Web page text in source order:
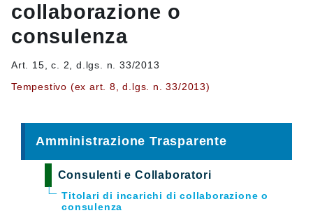
collaborazione o
consulenza
Art. 15, c. 2, d.lgs. n. 33/2013
Tempestivo (ex art. 8, d.lgs. n. 33/2013)
Amministrazione Trasparente
Consulenti e Collaboratori
Titolari di incarichi di collaborazione o
consulenza